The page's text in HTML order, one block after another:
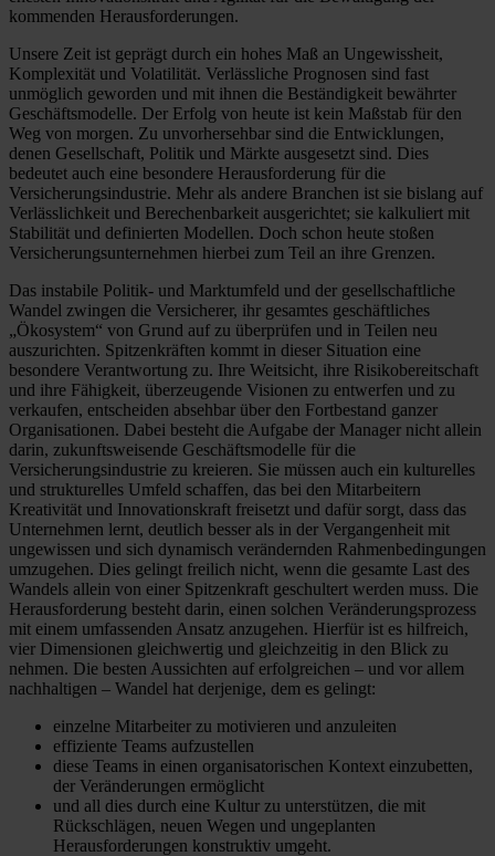
kommenden Herausforderungen.
Unsere Zeit ist geprägt durch ein hohes Maß an Ungewissheit,
Komplexität und Volatilität. Verlässliche Prognosen sind fast
unmöglich geworden und mit ihnen die Beständigkeit bewährter
Geschäftsmodelle. Der Erfolg von heute ist kein Maßstab für den
Weg von morgen. Zu unvorhersehbar sind die Entwicklungen,
denen Gesellschaft, Politik und Märkte ausgesetzt sind. Dies
bedeutet auch eine besondere Herausforderung für die
Versicherungsindustrie. Mehr als andere Branchen ist sie bislang auf
Verlässlichkeit und Berechenbarkeit ausgerichtet; sie kalkuliert mit
Stabilität und definierten Modellen. Doch schon heute stoßen
Versicherungsunternehmen hierbei zum Teil an ihre Grenzen.
Das instabile Politik- und Marktumfeld und der gesellschaftliche
Wandel zwingen die Versicherer, ihr gesamtes geschäftliches
„Ökosystem“ von Grund auf zu überprüfen und in Teilen neu
auszurichten. Spitzenkräften kommt in dieser Situation eine
besondere Verantwortung zu. Ihre Weitsicht, ihre Risikobereitschaft
und ihre Fähigkeit, überzeugende Visionen zu entwerfen und zu
verkaufen, entscheiden absehbar über den Fortbestand ganzer
Organisationen. Dabei besteht die Aufgabe der Manager nicht allein
darin, zukunftsweisende Geschäftsmodelle für die
Versicherungsindustrie zu kreieren. Sie müssen auch ein kulturelles
und strukturelles Umfeld schaffen, das bei den Mitarbeitern
Kreativität und Innovationskraft freisetzt und dafür sorgt, dass das
Unternehmen lernt, deutlich besser als in der Vergangenheit mit
ungewissen und sich dynamisch verändernden Rahmenbedingungen
umzugehen. Dies gelingt freilich nicht, wenn die gesamte Last des
Wandels allein von einer Spitzenkraft geschultert werden muss. Die
Herausforderung besteht darin, einen solchen Veränderungsprozess
mit einem umfassenden Ansatz anzugehen. Hierfür ist es hilfreich,
vier Dimensionen gleichwertig und gleichzeitig in den Blick zu
nehmen. Die besten Aussichten auf erfolgreichen – und vor allem
nachhaltigen – Wandel hat derjenige, dem es gelingt:
einzelne Mitarbeiter zu motivieren und anzuleiten
effiziente Teams aufzustellen
diese Teams in einen organisatorischen Kontext einzubetten,
der Veränderungen ermöglicht
und all dies durch eine Kultur zu unterstützen, die mit
Rückschlägen, neuen Wegen und ungeplanten
Herausforderungen konstruktiv umgeht.